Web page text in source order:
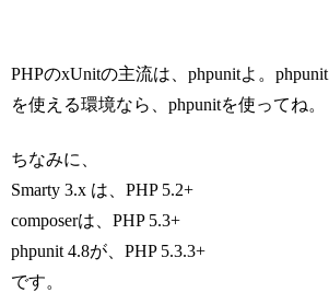
PHPのxUnitの主流は、phpunitよ。phpunit
を使える環境なら、phpunitを使ってね。
ちなみに、
Smarty 3.x は、PHP 5.2+
composerは、PHP 5.3+
phpunit 4.8が、PHP 5.3.3+
です。